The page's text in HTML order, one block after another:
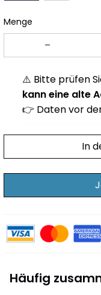
Menge
⚠️ Bitte prüfen
kann eine alte
👉 Daten vor
In
Häufig